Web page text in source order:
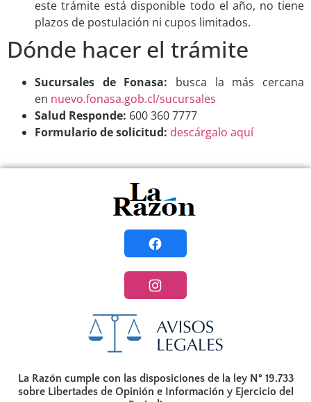
este trámite está disponible todo el año, no tiene
plazos de postulación ni cupos limitados.
Dónde hacer el trámite
Sucursales de Fonasa: busca la más cercana
en nuevo.fonasa.gob.cl/sucursales
Salud Responde: 600 360 7777
Formulario de solicitud: descárgalo aquí
La Razón cumple con las disposiciones de la ley N° 19.733
sobre Libertades de Opinión e Información y Ejercicio del